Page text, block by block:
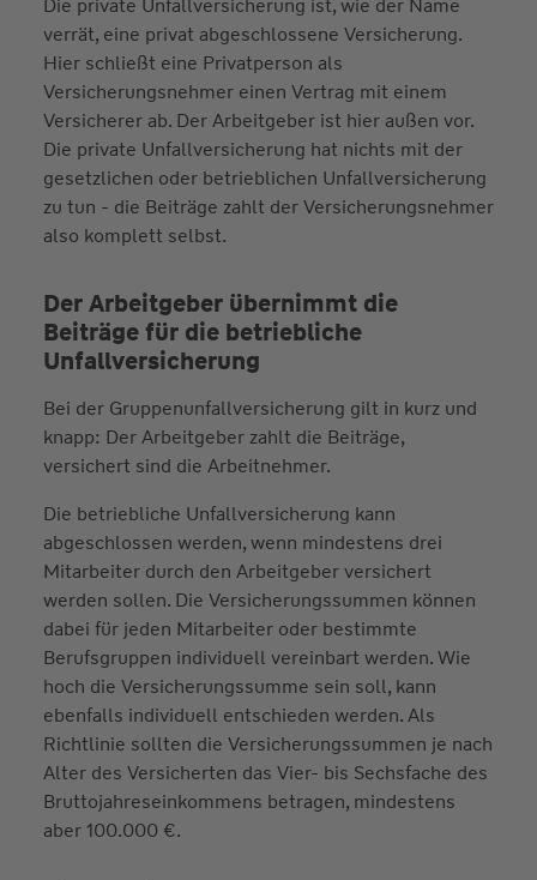
Die private Unfallversicherung ist, wie der Name
verrät, eine privat abgeschlossene Versicherung.
Hier schließt eine Privatperson als
Versicherungsnehmer einen Vertrag mit einem
Versicherer ab. Der Arbeitgeber ist hier außen vor.
Die private Unfallversicherung hat nichts mit der
gesetzlichen oder betrieblichen Unfallversicherung
zu tun - die Beiträge zahlt der Versicherungsnehmer
also komplett selbst.
Der Arbeitgeber übernimmt die
Beiträge für die betriebliche
Unfallversicherung
Bei der Gruppenunfallversicherung gilt in kurz und
knapp: Der Arbeitgeber zahlt die Beiträge,
versichert sind die Arbeitnehmer.
Die betriebliche Unfallversicherung kann
abgeschlossen werden, wenn mindestens drei
Mitarbeiter durch den Arbeitgeber versichert
werden sollen. Die Versicherungssummen können
dabei für jeden Mitarbeiter oder bestimmte
Berufsgruppen individuell vereinbart werden. Wie
hoch die Versicherungssumme sein soll, kann
ebenfalls individuell entschieden werden. Als
Richtlinie sollten die Versicherungssummen je nach
Alter des Versicherten das Vier- bis Sechsfache des
Bruttojahreseinkommens betragen, mindestens
aber 100.000 €.